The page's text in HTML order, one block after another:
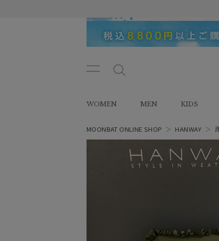
ン
ュ
ー
タ
WOMEN MEN KIDS
MOONBAT ONLINE SHOP ＞ HANWAY ＞